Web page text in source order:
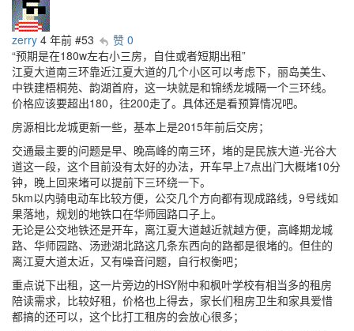
zerry 4 年前 #53
赞 0
“预期是在180w左右小三房，自住或者短期出租”
江夏大道南三环靠近江夏大道的几个小区可以考虑下，丽岛美生、
中铁建梧桐苑、韵湖首府，这一块就是和锦绣龙城隔一个三环线。
价格应该要超出180，往200走了。具体还是看预算情况吧。
房源相比龙城更新一些，基本上是2015年前后交房；
交通最主要的问题是早、晚高峰的南三环，堵的是民族大道-光谷大
道这一段，这个目前没有太好的办法，开车早上7点出门大概堵10分
钟，晚上回来堵可以提前下三环绕一下。
5km以内骑电动车比较方便，公交几个方向都有现成路线，9号线如
果落地，规划的地铁口在华师园路口子上。
无论是公交地铁还是开车，离江夏大道越近就越方便，高峰期龙城
路、华师园路、汤逊湖北路这几条东西向的路都是很堵的。但住的
离江夏大道太近，又有噪音问题，自行权衡吧；
重点说下出租，这一片旁边的HSY附中和枫叶学校有相当多的租房
陪读需求，比较好租，价格也上得去，家长们租房卫生和家具爱惜
都搞的还可以，这个比打工租房的会放心很多；